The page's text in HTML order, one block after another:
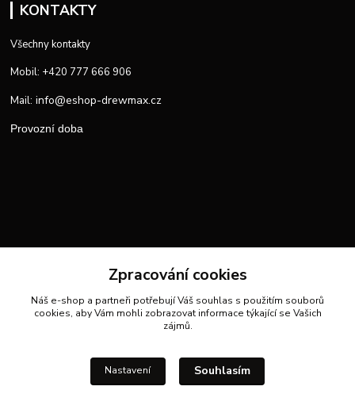
KONTAKTY
Všechny kontakty
Mobil: +420 777 666 906
Mail: info@eshop-drewmax.cz
Provozní doba
Zpracování cookies
Náš e-shop a partneři potřebují Váš souhlas s použitím souborů
cookies, aby Vám mohli zobrazovat informace týkající se Vašich
zájmů.
Nastavení Souhlasím